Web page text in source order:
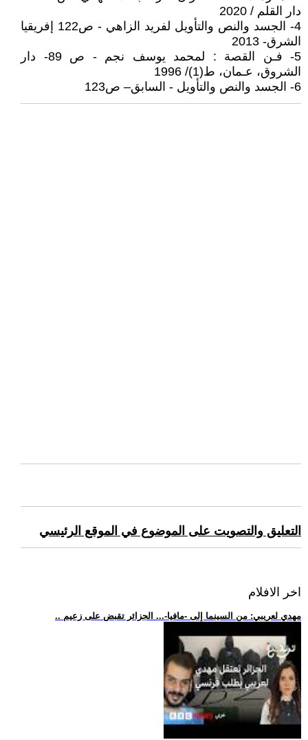
دار القلم / 2020
4- الجسد والنص والتأويل لفريد الزاهي - ص122 إفريقيا
الشرق- 2013
5- فـن القصة : لمحمد يوسف نجم - ص 89- دار
الشروق، عـمان، ط(1)/ 1996
6- الجسد والنص والتأويل - السابق– ص123
التعليق والتصويت على الموضوع في الموقع الرئيسي
اخر الافلام
.. مهدي لعريبي: من السينما إلى -مافيا-... الجزائر تقبض على زعيم